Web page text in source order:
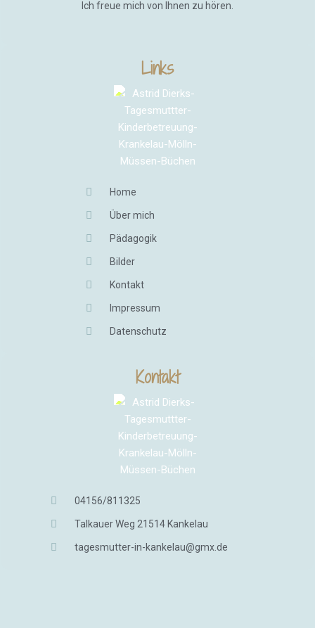
Ich freue mich von Ihnen zu hören.
Links
Home
Über mich
Pädagogik
Bilder
Kontakt
Impressum
Datenschutz
Kontakt
04156/811325
Talkauer Weg 21514 Kankelau
tagesmutter-in-kankelau@gmx.de